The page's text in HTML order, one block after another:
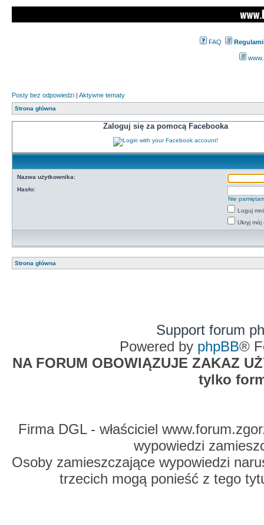
FAQ
Posty bez odpowiedzi | Aktywne tematy
Strona główna
Zaloguj się za pomocą Facebooka
Nazwa użytkownika:
Hasło:
Nie
Loguj
Ukryj mój
Strona główna
Support forum
Powered by phpBB®
NA FORUM OBOWIĄZUJE ZAKAZ
tylko
Firma DGL - właściciel
wypowiedzi
Osoby zamieszczające wypowiedzi
trzecich mogą ponieść z tego